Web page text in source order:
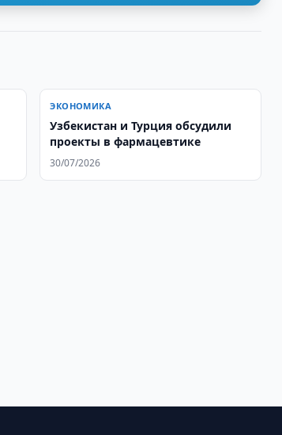
ЭКОНОМИКА
Узбекистан и Турция обсудили
проекты в фармацевтике
30/07/2026